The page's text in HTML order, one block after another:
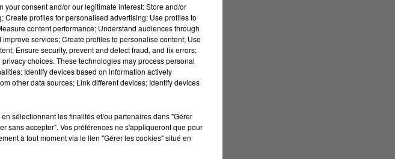
consent and/or our legitimate interest: Store and/or
profiles for personalised advertising; Use profiles to
content performance; Understand audiences through
services; Create profiles to personalise content; Use
Ensure security, prevent and detect fraud, and fix errors;
choices. These technologies may process personal
Identify devices based on information actively
other data sources; Link different devices; Identify devices
sélectionnant les finalités et/ou partenaires dans "Gérer
sans accepter". Vos préférences ne s'appliqueront que pour
à tout moment via le lien "Gérer les cookies" situé en